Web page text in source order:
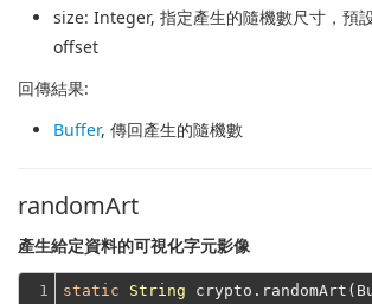
size: Integer, 指定產生的隨機數尺寸，預
offset
回傳結果:
Buffer, 傳回產生的隨機數
randomArt
產生給定資料的可視化字元影像
1
static String